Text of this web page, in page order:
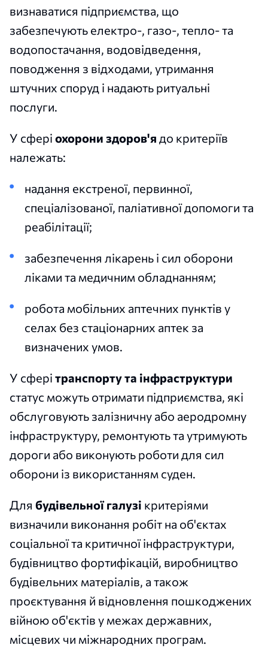
визнаватися підприємства, що
забезпечують електро-, газо-, тепло- та
водопостачання, водовідведення,
поводження з відходами, утримання
штучних споруд і надають ритуальні
послуги.
У сфері охорони здоров'я до критеріїв
належать:
надання екстреної, первинної,
спеціалізованої, паліативної допомоги та
реабілітації;
забезпечення лікарень і сил оборони
ліками та медичним обладнанням;
робота мобільних аптечних пунктів у
селах без стаціонарних аптек за
визначених умов.
У сфері транспорту та інфраструктури
статус можуть отримати підприємства, які
обслуговують залізничну або аеродромну
інфраструктуру, ремонтують та утримують
дороги або виконують роботи для сил
оборони із використанням суден.
Для будівельної галузі критеріями
визначили виконання робіт на об'єктах
соціальної та критичної інфраструктури,
будівництво фортифікацій, виробництво
будівельних матеріалів, а також
проєктування й відновлення пошкоджених
війною об'єктів у межах державних,
місцевих чи міжнародних програм.